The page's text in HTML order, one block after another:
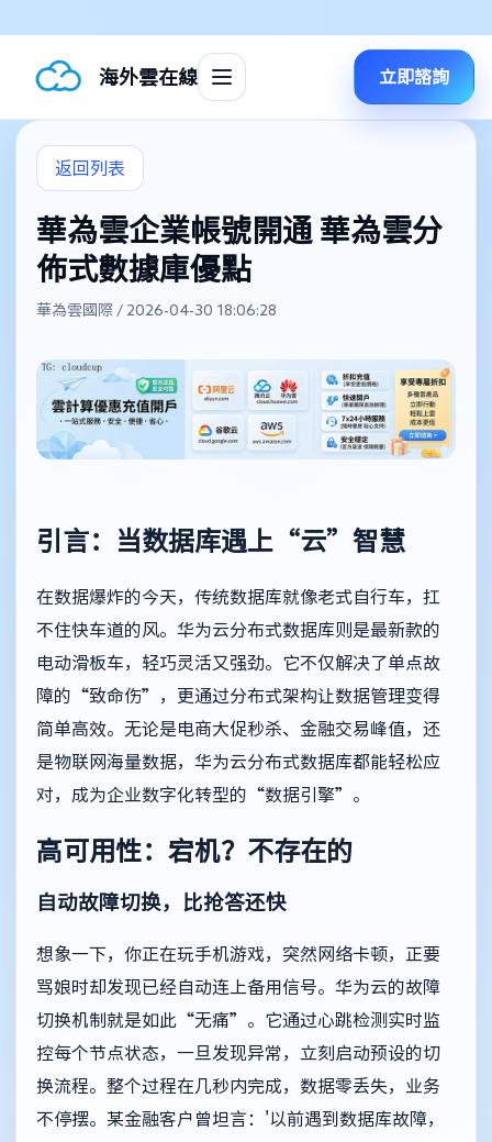
海外雲在線 立即諮詢
返回列表
華為雲企業帳號開通 華為雲分
佈式數據庫優點
華為雲國際 / 2026-04-30 18:06:28
引言：当数据库遇上“云”智慧
在数据爆炸的今天，传统数据库就像老式自行车，扛
不住快车道的风。华为云分布式数据库则是最新款的
电动滑板车，轻巧灵活又强劲。它不仅解决了单点故
障的“致命伤”，更通过分布式架构让数据管理变得
简单高效。无论是电商大促秒杀、金融交易峰值，还
是物联网海量数据，华为云分布式数据库都能轻松应
对，成为企业数字化转型的“数据引擎”。
高可用性：宕机？不存在的
自动故障切换，比抢答还快
想象一下，你正在玩手机游戏，突然网络卡顿，正要
骂娘时却发现已经自动连上备用信号。华为云的故障
切换机制就是如此“无痛”。它通过心跳检测实时监
控每个节点状态，一旦发现异常，立刻启动预设的切
换流程。整个过程在几秒内完成，数据零丢失，业务
不停摆。某金融客户曾坦言：'以前遇到数据库故障，